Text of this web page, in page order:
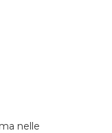
nelle